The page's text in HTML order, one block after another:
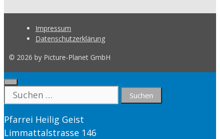
Impressum
Datenschutzerklärung
© 2026 by Picture-Planet GmbH
Close
Suche
nach:
Pfarrei Heilig Geist
Limmattalstrasse 146